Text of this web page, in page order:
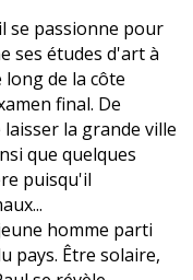
se passionne pour
ses études d'art à
de la côte
final. De
la grande ville
que quelques
puisqu'il
homme parti
pays. Être solaire,